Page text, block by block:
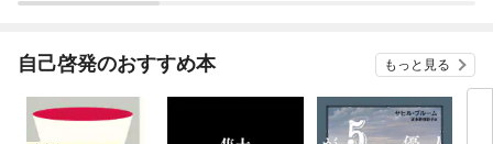
自己啓発のおすすめ本 もっと見る